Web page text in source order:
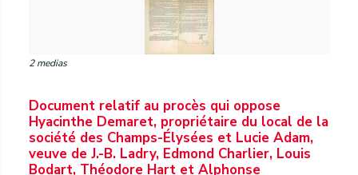
2 medias
Document relatif au procès qui oppose
Hyacinthe Demaret, propriétaire du local de la
société des Champs-Élysées et Lucie Adam,
veuve de J.-B. Ladry, Edmond Charlier, Louis
Bodart, Théodore Hart et Alphonse